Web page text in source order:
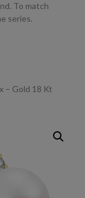
To match
series.
– Gold 18 Kt